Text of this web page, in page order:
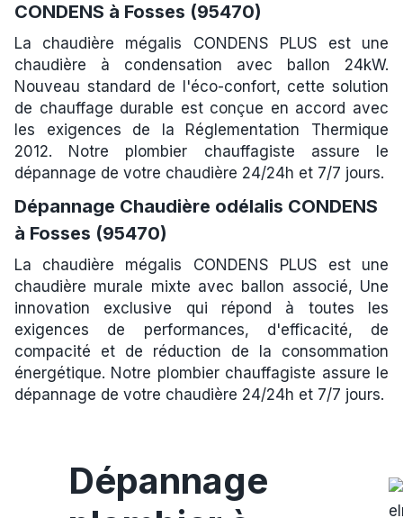
CONDENS à Fosses (95470)
La chaudière mégalis CONDENS PLUS est une
chaudière à condensation avec ballon 24kW.
Nouveau standard de l'éco-confort, cette solution
de chauffage durable est conçue en accord avec
les exigences de la Réglementation Thermique
2012. Notre plombier chauffagiste assure le
dépannage de votre chaudière 24/24h et 7/7 jours.
Dépannage Chaudière odélalis CONDENS
à Fosses (95470)
La chaudière mégalis CONDENS PLUS est une
chaudière murale mixte avec ballon associé, Une
innovation exclusive qui répond à toutes les
exigences de performances, d'efficacité, de
compacité et de réduction de la consommation
énergétique. Notre plombier chauffagiste assure le
dépannage de votre chaudière 24/24h et 7/7 jours.
Dépannage